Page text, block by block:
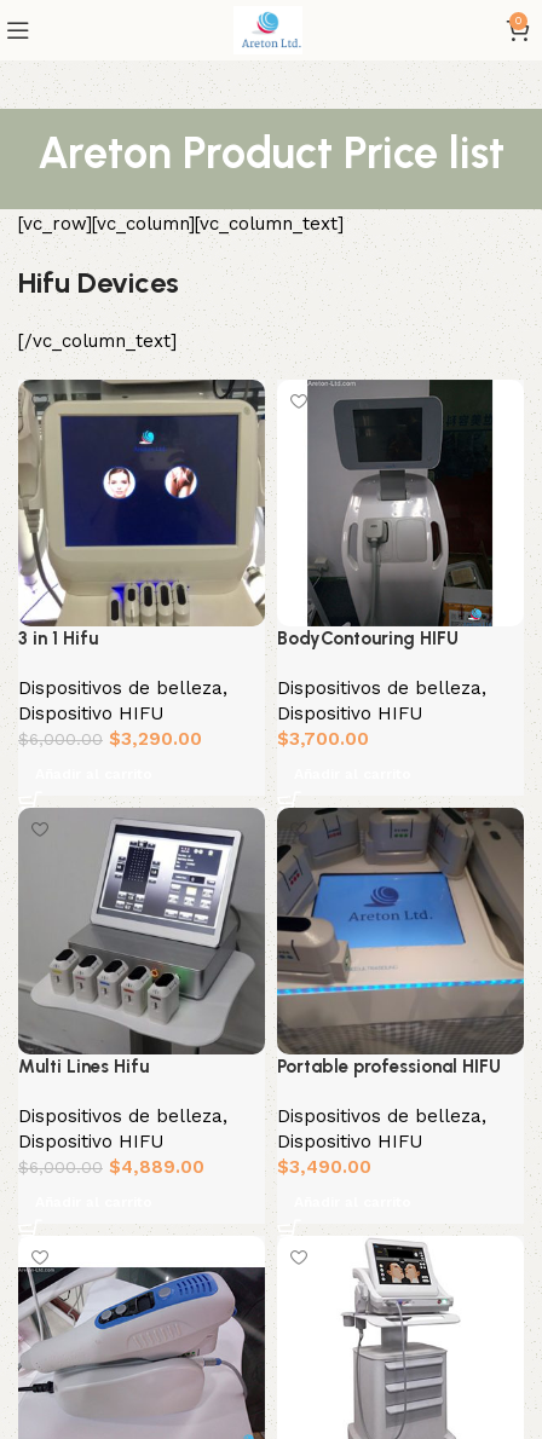
0
Areton Product Price list
[vc_row][vc_column][vc_column_text]
Hifu Devices
[/vc_column_text]
3 in 1 Hifu
Dispositivos de belleza,
Dispositivo HIFU
$6,000.00 $3,290.00
BodyContouring HIFU
Dispositivos de belleza,
Dispositivo HIFU
$3,700.00
Multi Lines Hifu
Dispositivos de belleza,
Dispositivo HIFU
$6,000.00 $4,889.00
Portable professional HIFU
Dispositivos de belleza,
Dispositivo HIFU
$3,490.00